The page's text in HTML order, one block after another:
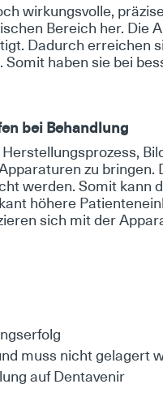
wir­kungs­vol­le,
Be­reich her. Die
Da­durch er­rei­chen
ha­ben sie bei
bei Be­hand­lung
zu
wer­den. So­mit kann
hö­he­re
sich mit der
muss nicht ge­la­gert
auf Den­ta­ve­nir